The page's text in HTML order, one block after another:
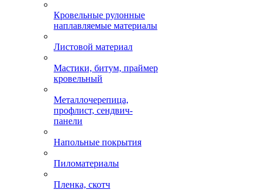
Кровельные рулонные
наплавляемые материалы
Листовой материал
Мастики, битум, праймер
кровельный
Металлочерепица,
профлист, сендвич-
панели
Напольные покрытия
Пиломатериалы
Пленка, скотч